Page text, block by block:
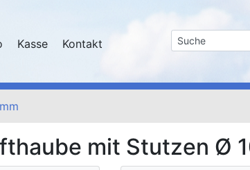
Kasse Kontakt
mit Stutzen Ø